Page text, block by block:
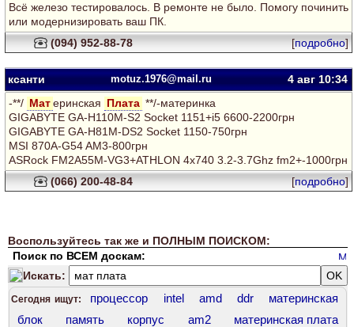
Всё железо тестировалось. В ремонте не было. Помогу починить
или модернизировать ваш ПК.
(094) 952-88-78
[подробно]
ксанти motuz.1976@mail.ru 4 авг10:34
-**/ Материнская Плата **/-материнка
GIGABYTE GA-H110M-S2 Socket 1151+i5 6600-2200грн
GIGABYTE GA-H81M-DS2 Socket 1150-750грн
MSI 870A-G54 AM3-800грн
ASRock FM2A55M-VG3+ATHLON 4x740 3.2-3.7Ghz fm2+-1000грн
(066) 200-48-84
[подробно]
Воспользуйтесь так же и ПОЛНЫМ ПОИСКОМ:
Поиск по ВСЕМ доскам:
Искать:
Сегодня ищут: процессор intel amd ddr
материнская
блок
память корпус am2
материнская плата